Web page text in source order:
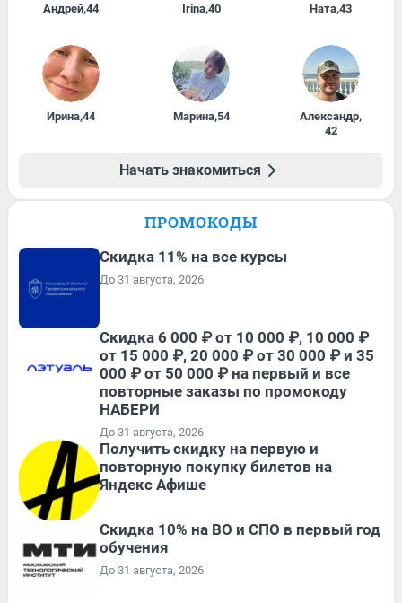
Андрей,44 Irina,40 Ната,43
Ирина,44 Марина,54 Александр,
42
Начать знакомиться
ПРОМОКОДЫ
Скидка 11% на все курсы
До 31 августа, 2026
Скидка 6 000 ₽ от 10 000 ₽, 10 000 ₽
от 15 000 ₽, 20 000 ₽ от 30 000 ₽ и 35
000 ₽ от 50 000 ₽ на первый и все
повторные заказы по промокоду
НАБЕРИ
До 31 августа, 2026
Получить скидку на первую и
повторную покупку билетов на
Яндекс Афише
Скидка 10% на ВО и СПО в первый год
обучения
До 31 августа, 2026